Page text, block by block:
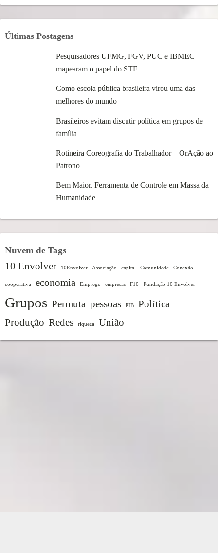
Últimas Postagens
Pesquisadores UFMG, FGV, PUC e IBMEC
mapearam o papel do STF ...
Como escola pública brasileira virou uma das
melhores do mundo
Brasileiros evitam discutir política em grupos de
família
Rotineira Coreografia do Trabalhador – OrAção ao
Patrono
Bem Maior. Ferramenta de Controle em Massa da
Humanidade
Nuvem de Tags
10 Envolver 10Envolver Associação capital Comunidade Conexão
cooperativa economia Emprego empresas F10 - Fundação 10 Envolver
Grupos Permuta pessoas PIB
Política
Produção Redes riqueza União